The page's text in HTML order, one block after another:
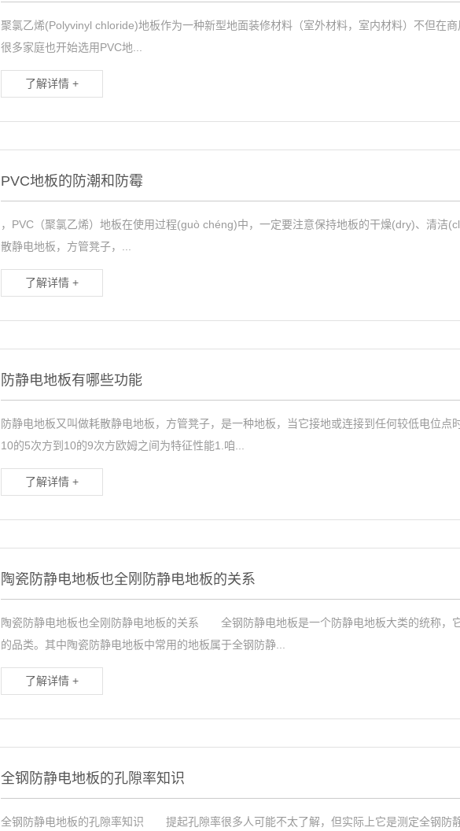
聚氯乙烯(Polyvinyl chloride)地板作为一种新型地面装修材料（室外材料，室内材料）不但在
很多家庭也开始选用PVC地...
了解详情 +
PVC地板的防潮和防霉
，PVC（聚氯乙烯）地板在使用过程(guò chéng)中，一定要注意保持地板的干燥(dry)、清洁
散静电地板，方管凳子，...
了解详情 +
防静电地板有哪些功能
防静电地板又叫做耗散静电地板，方管凳子，是一种地板，当它接地或连接到任何较低电位点
10的5次方到10的9次方欧姆之间为特征性能1.咱...
了解详情 +
陶瓷防静电地板也全刚防静电地板的关系
陶瓷防静电地板也全刚防静电地板的关系 全钢防静电地板是一个防静电地板大类的统称，
的品类。其中陶瓷防静电地板中常用的地板属于全钢防静...
了解详情 +
全钢防静电地板的孔隙率知识
全钢防静电地板的孔隙率知识 提起孔隙率很多人可能不太了解，但实际上它是测定全钢防